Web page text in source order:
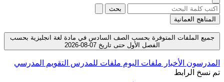
بحث
المناهج العمانية
جميع الملفات المتوفرة بحسب الصف السادس في مادة لغة انجليزية بحسب
الفصل الأول حتى تاريخ 07-08-2026
المدرسون الأخبار ملفات اليوم ملفات للمدرس التقويم المدرسي
تم نسخ الرابط